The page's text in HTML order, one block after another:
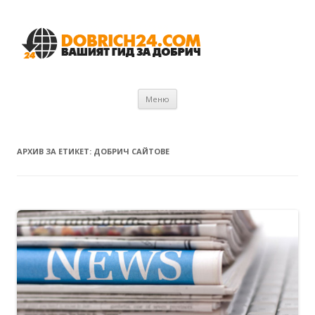
Меню
АРХИВ ЗА ЕТИКЕТ: ДОБРИЧ САЙТОВЕ